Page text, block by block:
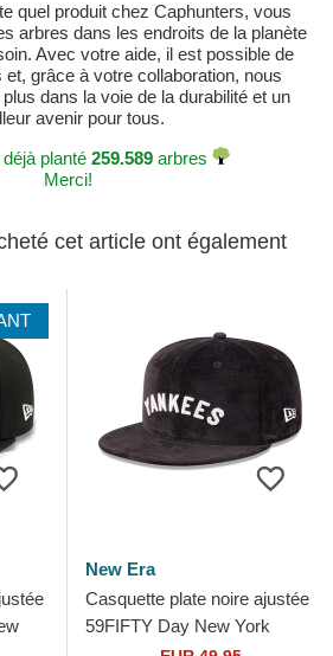
quel produit chez Caphunters, vous
arbres dans les endroits de la planète
Avec votre aide, il est possible de
et, grâce à votre collaboration, nous
dans la voie de la durabilité et un
avenir pour tous.
planté 259.589 arbres
Merci!
cet article ont également
New Era
Casquette plate noire ajustée
59FIFTY Day New York